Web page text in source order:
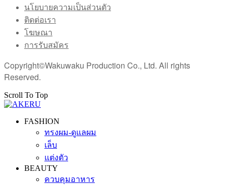
นโยบายความเป็นส่วนตัว
ติดต่อเรา
โฆษณา
การรับสมัคร
Copyright©Wakuwaku Production Co., Ltd. All rights
Reserved.
Scroll To Top
FASHION
ทรงผม-ดูแลผม
เล็บ
แต่งตัว
BEAUTY
ควบคุมอาหาร